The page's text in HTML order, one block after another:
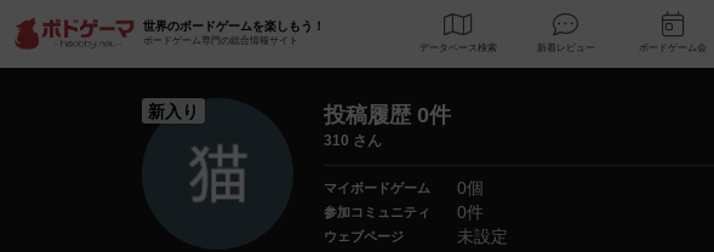
世界のボードゲームを楽しもう！
ボードゲーム専門の総合情報サイト
データベース 検索 新着レビュー
新入り 投稿履歴 0件
310 さん
マイボードゲーム 0個
参加コミュニティ 0件
ウェブページ 未設定